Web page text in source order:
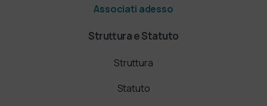
Associati adesso
Struttura e Statuto
Struttura
Statuto